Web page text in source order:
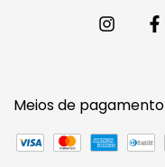
Meios de pagamento